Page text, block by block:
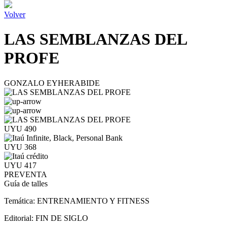
Volver
LAS SEMBLANZAS DEL
PROFE
GONZALO EYHERABIDE
UYU 490
UYU 368
UYU 417
PREVENTA
Guía de talles
Temática: ENTRENAMIENTO Y FITNESS
Editorial: FIN DE SIGLO